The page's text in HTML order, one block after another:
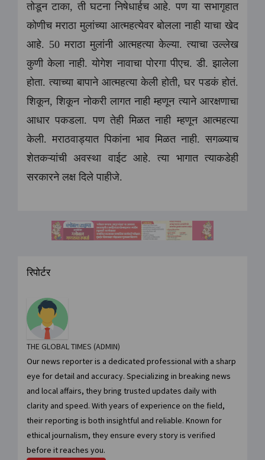
तोडून टाका, ती घटना निषेधार्हच आहे. पण या सभागृहात
कोणीच मराठा मुलांच्या आत्महत्येवर बोलला नाही याचा खेद
आहे. 50 मराठा मुलांनी आत्महत्या केल्या. त्याचा उल्लेख
कुणी केला नाही. योगेश नावाचा पोरगा पीएच. डी. झालेला
होता. त्याच्या बापाने आत्महत्या केली होती, घर पडकं होतं.
शिकून, शिकून नोकरी लागत नाही म्हणून त्याने आरक्षणाचा
आधार पकडला. पण तेही मिळत नाही म्हणून आत्महत्या
केली. मराठवाड्यात पिकांना भाव मिळत नाही. सगळ्याच
शेतकऱ्यांची अवस्था वाईट आहे. त्या भागात त्याकडेही
सरकारने लक्ष दिले पाहीजे.
रिपोर्टर
THE GLOBAL TIMES (ADMIN)
Our news reporter is a dedicated professional with a sharp
eye for detail and accuracy. Specializing in breaking news
and local affairs, they bring trusted updates daily with
clarity and speed. With years of experience on the field,
their reporting is both insightful and reliable. Known for
ethical journalism, they ensure every story is verified
before it reaches you.